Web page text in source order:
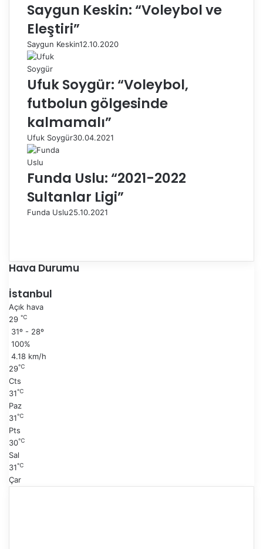
Saygun Keskin: “Voleybol ve
Eleştiri”
Saygun Keskin12.10.2020
Ufuk Soygür: “Voleybol,
futbolun gölgesinde
kalmamalı”
Ufuk Soygür30.04.2021
Funda Uslu: “2021-2022
Sultanlar Ligi”
Funda Uslu25.10.2021
e
k
s
a
a
n
k
i
y
f
Hava Durumu
İstanbul
Açık hava
29 ℃
31º - 28º
100%
4.18 km/h
29℃
Cts
31℃
Paz
31℃
Pts
30℃
Sal
31℃
Çar